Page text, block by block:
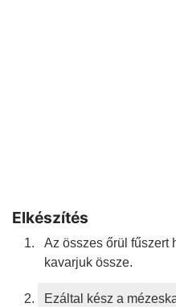
Elkészítés
Az összes őrül fűszert
kavarjuk össze.
Ezáltal kész a